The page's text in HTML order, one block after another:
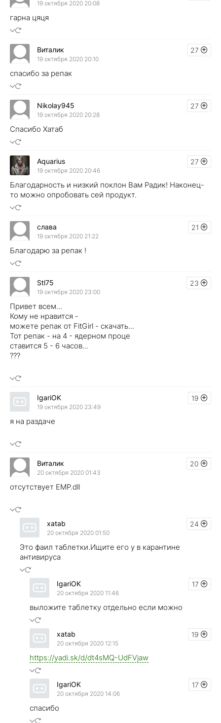
19 октября 2020 20:08
гарна цяця
27
Виталик
19 октября 2020 20:10
спасибо за репак
27
Nikolay945
19 октября 2020 20:28
Спасибо Хатаб
27
Aquarius
19 октября 2020 20:46
Благодарность и низкий поклон Вам Радик! Наконец-
то можно опробовать сей продукт.
21
слава
19 октября 2020 21:22
Благодарю за репак !
23
Stl75
19 октября 2020 23:00
Привет всем...
Кому не нравится -
можете репак от FitGirl - скачать...
Тот репак - на 4 - ядерном проце
ставится 5 - 6 часов...
???
19
IgariOK
19 октября 2020 23:49
я на раздаче
20
Виталик
20 октября 2020 01:43
отсутствует EMP.dll
24
xatab
20 октября 2020 01:50
Это фаил таблетки.Ищите его у в карантине
антивируса
17
IgariOK
20 октября 2020 11:46
выложите таблетку отдельно если можно
19
xatab
20 октября 2020 12:15
https://yadi.sk/d/dt4sMQ-UdFVjaw
17
IgariOK
20 октября 2020 14:06
спасибо